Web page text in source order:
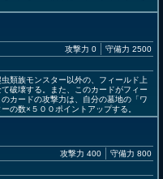
攻撃力 0 守備力 2500
類族モンスター以外の、フィールド上
破壊する。また、このカードがフィー
カードの攻撃力は、自分の墓地の「ワ
の数×５００ポイントアップする。
攻撃力 400 守備力 800